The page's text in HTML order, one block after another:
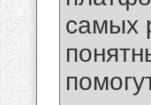
самых